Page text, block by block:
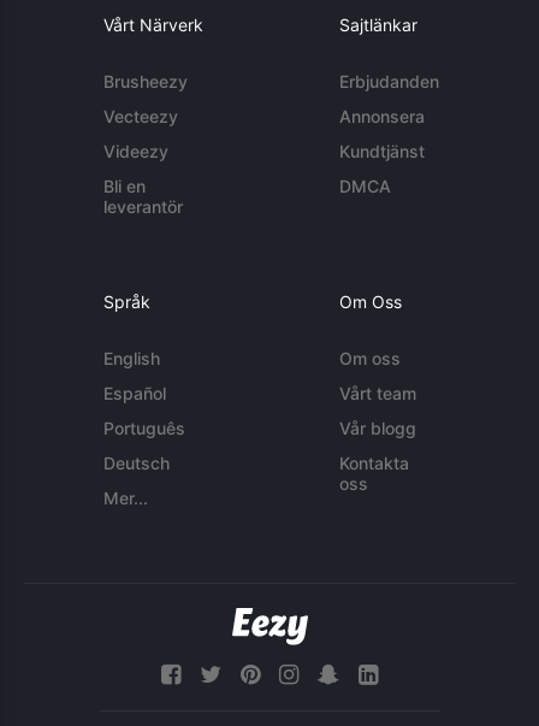
Vårt Närverk
Brusheezy
Vecteezy
Videezy
Bli en
leverantör
Sajtlänkar
Erbjudanden
Annonsera
Kundtjänst
DMCA
Språk
English
Español
Português
Deutsch
Mer...
Om Oss
Om oss
Vårt team
Vår blogg
Kontakta
oss